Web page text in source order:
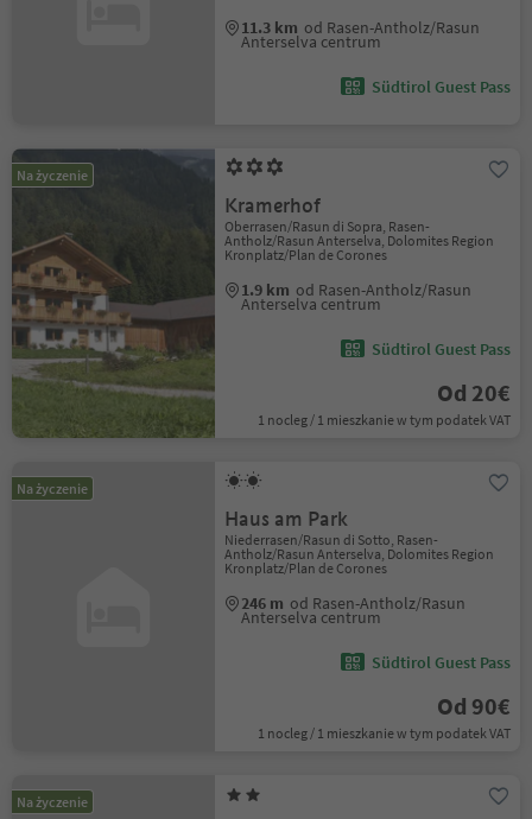
11.3 km od Rasen-Antholz/Rasun
Anterselva centrum
Südtirol Guest Pass
Na życzenie
Kramerhof
Oberrasen/Rasun di Sopra, Rasen-
Antholz/Rasun Anterselva, Dolomites Region
Kronplatz/Plan de Corones
1.9 km od Rasen-Antholz/Rasun
Anterselva centrum
Südtirol Guest Pass
Od 20€
1 nocleg / 1 mieszkanie w tym podatek VAT
Na życzenie
Haus am Park
Niederrasen/Rasun di Sotto, Rasen-
Antholz/Rasun Anterselva, Dolomites Region
Kronplatz/Plan de Corones
246 m od Rasen-Antholz/Rasun
Anterselva centrum
Südtirol Guest Pass
Od 90€
1 nocleg / 1 mieszkanie w tym podatek VAT
Na życzenie